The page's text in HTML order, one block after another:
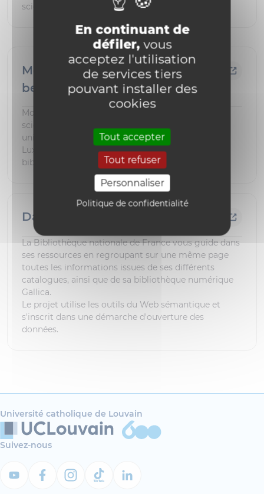
En continuant de
défiler,vous
acceptez l'utilisation
de services tiers
pouvant installer des
cookies
Tout accepter
Tout refuser
Personnaliser
Politique de confidentialité
sciences humaines et sociales.
Mosa, la production scientifique
belge en accès libre
Mosa vise à mettre en évidence la production
scientifique en accès libre des chercheurs des
universités et institutions de Belgique et du
Luxembourg. Ce répertoire est développé par les
bibliothèques de l'ULiège.
Data.bnf.fr
La Bibliothèque nationale de France vous guide dans
ses ressources en regroupant sur une même page
toutes les informations issues de ses différents
catalogues, ainsi que de sa bibliothèque numérique
Gallica.
Le projet utilise les outils du Web sémantique et
s'inscrit dans une démarche d'ouverture des
données.
Université catholique de Louvain
Suivez-nous